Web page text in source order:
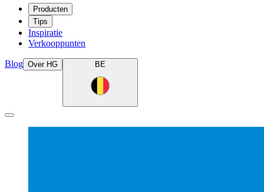
Producten
Tips
Inspiratie
Verkooppunten
Blog Over HG BE